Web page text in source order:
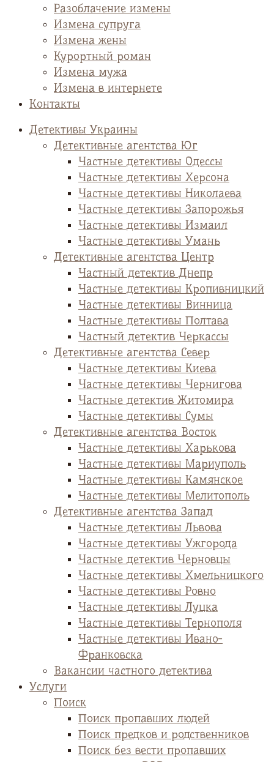
Разоблачение измены
Измена супруга
Измена жены
Курортный роман
Измена мужа
Измена в интернете
Контакты
Детективы Украины
Детективные агентства Юг
Частные детективы Одессы
Частные детективы Херсона
Частные детективы Николаева
Частные детективы Запорожья
Частные детективы Измаил
Частные детективы Умань
Детективные агентства Центр
Частный детектив Днепр
Частные детективы Кропивницкий
Частные детективы Винница
Частные детективы Полтава
Частный детектив Черкассы
Детективные агентства Север
Частные детективы Киева
Частные детективы Чернигова
Частные детектив Житомира
Частные детективы Сумы
Детективные агентства Восток
Частные детективы Харькова
Частные детективы Мариуполь
Частные детективы Камянское
Частные детективы Мелитополь
Детективные агентства Запад
Частные детективы Львова
Частные детективы Ужгорода
Частные детектив Черновцы
Частные детективы Хмельницкого
Частные детективы Ровно
Частные детективы Луцка
Частные детективы Тернополя
Частные детективы Ивано-
Франковска
Вакансии частного детектива
Услуги
Поиск
Поиск пропавших людей
Поиск предков и родственников
Поиск без вести пропавших